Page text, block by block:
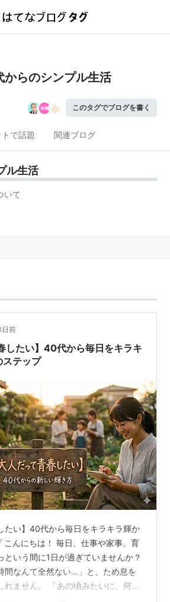
らのシンプル生活
このタグでブログを書く
で話題 関連ブログ
ル生活
いて
日前
したい】40代から毎日をキラキ
ステップ
たい】40代から毎日をキラキラ輝か
こんにちは！ 毎日、仕事や家事、育
という間に1日が過ぎていませんか？
間なんて全然ない…」と、ため息を
れません。 「あの頃みたいに、何か